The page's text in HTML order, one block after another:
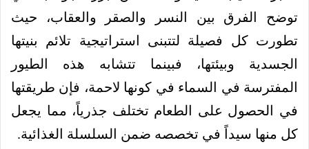
توضح الفرق بين النسر والصقر والعقاب، حيث
تطورت كل فصيلة لتتبنى استراتيجية تلائم بنيتها
الجسدية وبيئتها، فبينما تتشابه هذه الطيور
المفترسة في السماء في كونها لاحمة، فإن طريقتها
في الحصول على الطعام تختلف جذرياً، مما يجعل
كل منها سيداً في تخصصه ضمن السلسلة الغذائية.